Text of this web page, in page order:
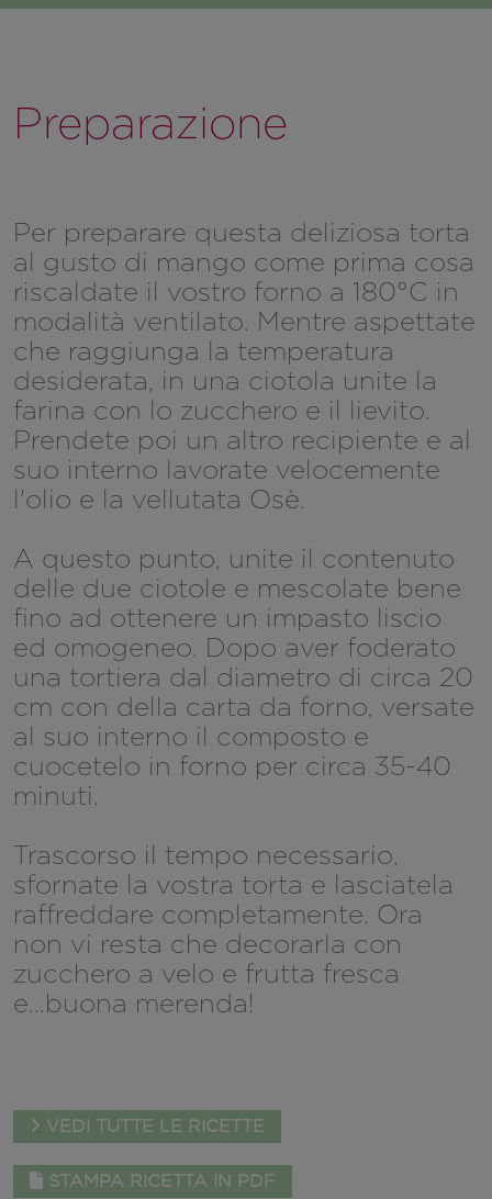
Preparazione
Per preparare questa deliziosa torta
al gusto di mango come prima cosa
riscaldate il vostro forno a 180°C in
modalità ventilato. Mentre aspettate
che raggiunga la temperatura
desiderata, in una ciotola unite la
farina con lo zucchero e il lievito.
Prendete poi un altro recipiente e al
suo interno lavorate velocemente
l'olio e la vellutata Osè.
A questo punto, unite il contenuto
delle due ciotole e mescolate bene
fino ad ottenere un impasto liscio
ed omogeneo. Dopo aver foderato
una tortiera dal diametro di circa 20
cm con della carta da forno, versate
al suo interno il composto e
cuocetelo in forno per circa 35-40
minuti.
Trascorso il tempo necessario,
sfornate la vostra torta e lasciatela
raffreddare completamente. Ora
non vi resta che decorarla con
zucchero a velo e frutta fresca
e...buona merenda!
VEDI TUTTE LE RICETTE
STAMPA RICETTA IN PDF